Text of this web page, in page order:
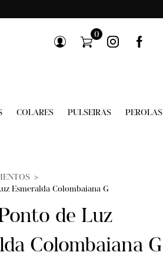
0
COLARES PULSEIRAS PEROLAS
>
Esmeralda Colombaiana G
de Luz
Colombaiana G